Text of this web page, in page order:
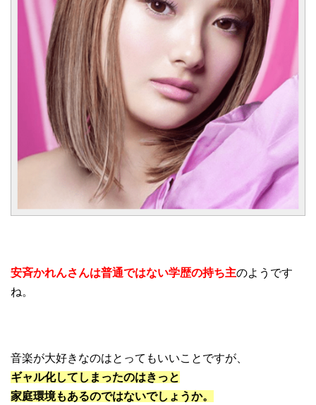
安斉かれんさんは普通ではない学歴の持ち主のようです
ね。
音楽が大好きなのはとってもいいことですが、
ギャル化してしまったのはきっと
家庭環境もあるのではないでしょうか。